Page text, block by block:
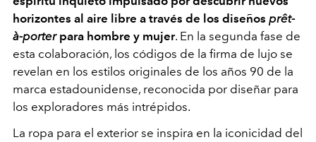
horizontes al aire libre a través de los diseños prêt-
à-porter para hombre y mujer. En la segunda fase de
esta colaboración, los códigos de la firma de lujo se
revelan en los estilos originales de los años 90 de la
marca estadounidense, reconocida por diseñar para
los exploradores más intrépidos.
La ropa para el exterior se inspira en la iconicidad del